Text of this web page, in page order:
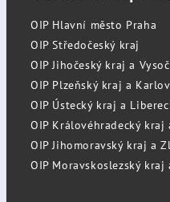
OIP Hlavní město Praha
OIP Středočeský kraj
OIP Jihočeský kraj a
OIP Plzeňský kraj a
OIP Ústecký kraj a
OIP Královéhradecký kraj
OIP Jihomoravský kraj a
OIP Moravskoslezský